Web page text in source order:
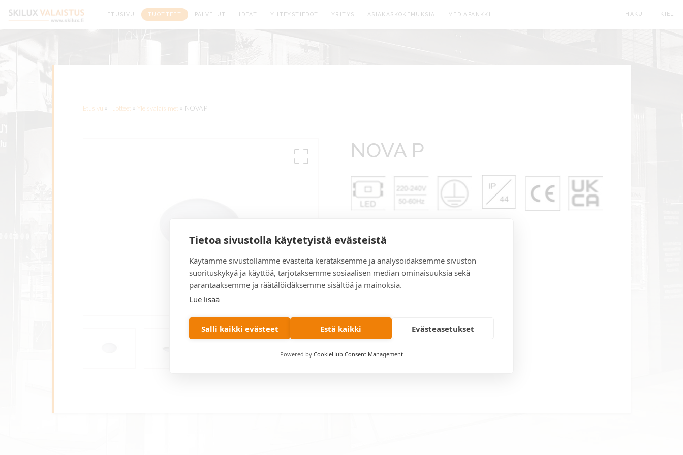
Tietoa sivustolla käytetyistä evästeistä
Käytämme sivustollamme evästeitä kerätäksemme ja analysoidaksemme sivuston
suorituskykyä ja käyttöä, tarjotaksemme sosiaalisen median ominaisuuksia sekä
parantaaksemme ja räätälöidäksemme sisältöä ja mainoksia.
Lue lisää
Salli kaikki evästeet Estä kaikki Evästeasetukset
Powered by CookieHub Consent Management
Etusivu ETUSIVU TUOTTEET PALVELUT IDEAT YHTEYSTIEDOT YRITYS ASIAKASKOKEMUKSIA MEDIAPANKKI HAKU KIELI
Etusivu » Tuotteet » Yleisvalaisimet » NOVA P
NOVA P